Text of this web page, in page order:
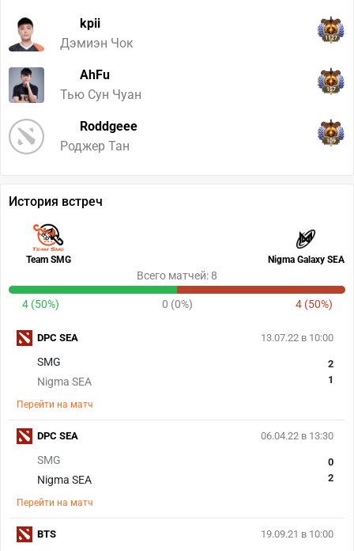
kpii
Дэмиэн Чок
1127
AhFu
Тью Сун Чуан
157
Roddgeee
Роджер Тан
109
История встреч
Team SMG Nigma Galaxy SEA
Всего матчей: 8
4 (50%) 0 (0%) 4 (50%)
13.07.22 в 10:00
SMG
Nigma SEA
2
1
Перейти на матч
DPC SEA
06.04.22 в 13:30
SMG
Nigma SEA
0
2
Перейти на матч
DPC SEA
19.09.21 в 10:00
BTS